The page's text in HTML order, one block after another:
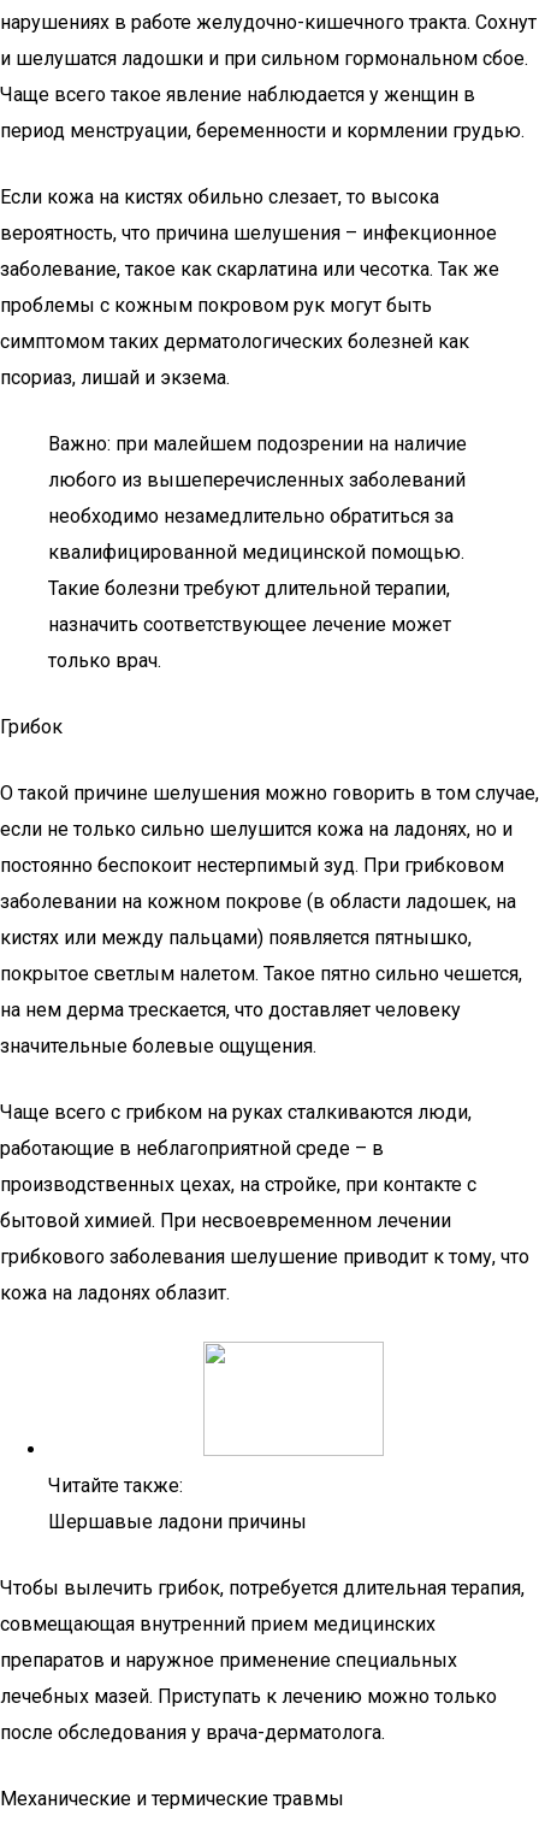
нарушениях в работе желудочно-кишечного тракта. Сохнут
и шелушатся ладошки и при сильном гормональном сбое.
Чаще всего такое явление наблюдается у женщин в
период менструации, беременности и кормлении грудью.
Если кожа на кистях обильно слезает, то высока
вероятность, что причина шелушения – инфекционное
заболевание, такое как скарлатина или чесотка. Так же
проблемы с кожным покровом рук могут быть
симптомом таких дерматологических болезней как
псориаз, лишай и экзема.
Важно: при малейшем подозрении на наличие
любого из вышеперечисленных заболеваний
необходимо незамедлительно обратиться за
квалифицированной медицинской помощью.
Такие болезни требуют длительной терапии,
назначить соответствующее лечение может
только врач.
Грибок
О такой причине шелушения можно говорить в том случае,
если не только сильно шелушится кожа на ладонях, но и
постоянно беспокоит нестерпимый зуд. При грибковом
заболевании на кожном покрове (в области ладошек, на
кистях или между пальцами) появляется пятнышко,
покрытое светлым налетом. Такое пятно сильно чешется,
на нем дерма трескается, что доставляет человеку
значительные болевые ощущения.
Чаще всего с грибком на руках сталкиваются люди,
работающие в неблагоприятной среде – в
производственных цехах, на стройке, при контакте с
бытовой химией. При несвоевременном лечении
грибкового заболевания шелушение приводит к тому, что
кожа на ладонях облазит.
Читайте также:
Шершавые ладони причины
Чтобы вылечить грибок, потребуется длительная терапия,
совмещающая внутренний прием медицинских
препаратов и наружное применение специальных
лечебных мазей. Приступать к лечению можно только
после обследования у врача-дерматолога.
Механические и термические травмы